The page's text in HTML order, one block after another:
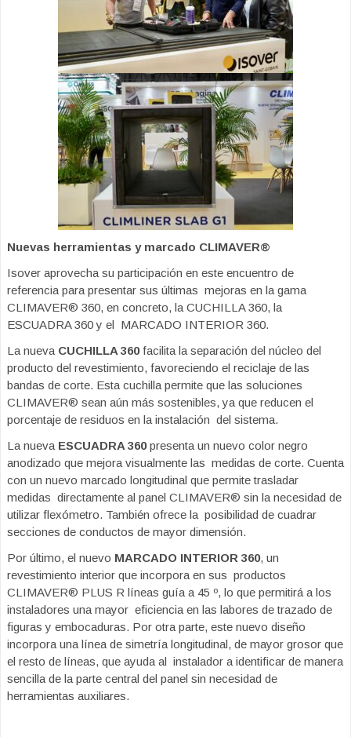
Nuevas herramientas y marcado CLIMAVER®
Isover aprovecha su participación en este encuentro de
referencia para presentar sus últimas mejoras en la gama
CLIMAVER® 360, en concreto, la CUCHILLA 360, la
ESCUADRA 360 y el MARCADO INTERIOR 360.
La nueva CUCHILLA 360facilita la separación del núcleo del
producto del revestimiento, favoreciendo el reciclaje de las
bandas de corte. Esta cuchilla permite que las soluciones
CLIMAVER® sean aún más sostenibles, ya que reducen el
porcentaje de residuos en la instalación del sistema.
La nueva ESCUADRA 360presenta un nuevo color negro
anodizado que mejora visualmente las medidas de corte. Cuenta
con un nuevo marcado longitudinal que permite trasladar
medidas directamente al panel CLIMAVER® sin la necesidad de
utilizar flexómetro. También ofrece la posibilidad de cuadrar
secciones de conductos de mayor dimensión.
Por último, el nuevo MARCADO INTERIOR 360, un
revestimiento interior que incorpora en sus productos
CLIMAVER® PLUS R líneas guía a 45 º, lo que permitirá a los
instaladores una mayor eficiencia en las labores de trazado de
figuras y embocaduras. Por otra parte, este nuevo diseño
incorpora una línea de simetría longitudinal, de mayor grosor que
el resto de líneas, que ayuda al instalador a identificar de manera
sencilla de la parte central del panel sin necesidad de
herramientas auxiliares.